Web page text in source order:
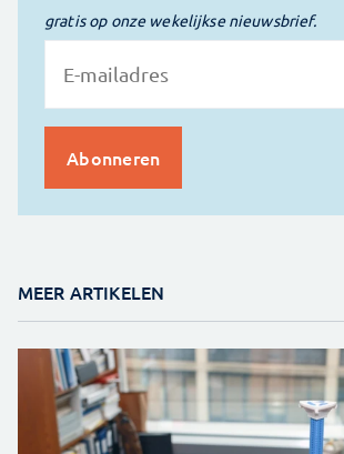
gratis op onze wekelijkse nieuwsbrief.
MEER ARTIKELEN